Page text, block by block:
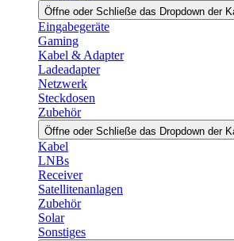
Öffne oder Schließe das Dropdown der
Eingabegeräte
Gaming
Kabel & Adapter
Ladeadapter
Netzwerk
Steckdosen
Zubehör
Öffne oder Schließe das Dropdown der
Kabel
LNBs
Receiver
Satellitenanlagen
Zubehör
Solar
Sonstiges